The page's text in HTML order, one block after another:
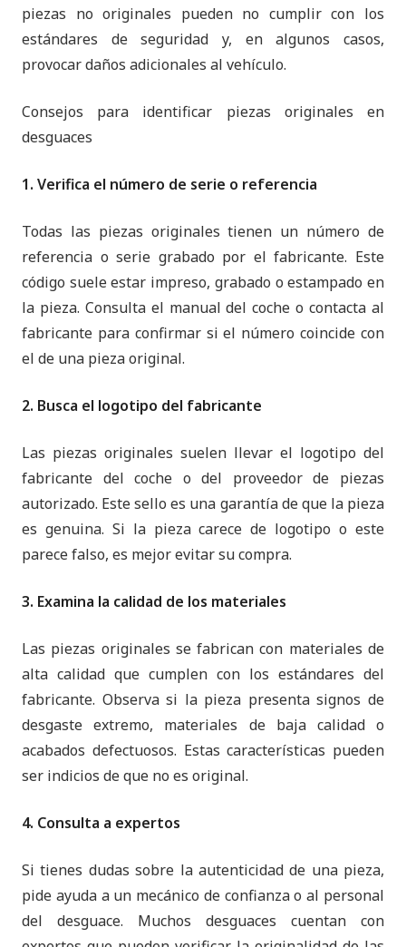
piezas no originales pueden no cumplir con los
estándares de seguridad y, en algunos casos,
provocar daños adicionales al vehículo.
Consejos para identificar piezas originales en
desguaces
1. Verifica el número de serie o referencia
Todas las piezas originales tienen un número de
referencia o serie grabado por el fabricante. Este
código suele estar impreso, grabado o estampado en
la pieza. Consulta el manual del coche o contacta al
fabricante para confirmar si el número coincide con
el de una pieza original.
2. Busca el logotipo del fabricante
Las piezas originales suelen llevar el logotipo del
fabricante del coche o del proveedor de piezas
autorizado. Este sello es una garantía de que la pieza
es genuina. Si la pieza carece de logotipo o este
parece falso, es mejor evitar su compra.
3. Examina la calidad de los materiales
Las piezas originales se fabrican con materiales de
alta calidad que cumplen con los estándares del
fabricante. Observa si la pieza presenta signos de
desgaste extremo, materiales de baja calidad o
acabados defectuosos. Estas características pueden
ser indicios de que no es original.
4. Consulta a expertos
Si tienes dudas sobre la autenticidad de una pieza,
pide ayuda a un mecánico de confianza o al personal
del desguace. Muchos desguaces cuentan con